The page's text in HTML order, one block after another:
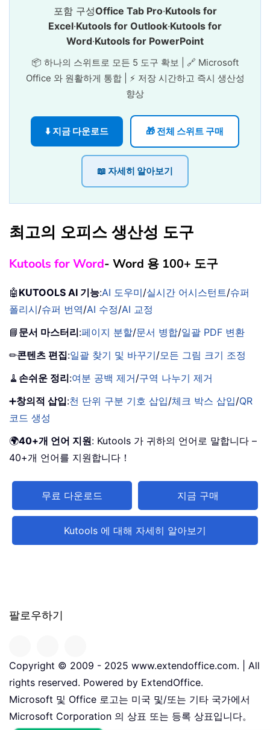
포함 구성Office Tab Pro·Kutools for
Excel·Kutools for Outlook·Kutools for
Word·Kutools for PowerPoint
📦 하나의 스위트로 모든 5 도구 확보 | 🔗 Microsoft
Office 와 원활하게 통합 | ⚡ 저장 시간하고 즉시 생산성
향상
⬇️ 지금 다운로드 🎁 전체 스위트 구매
📖 자세히 알아보기
최고의 오피스 생산성 도구
Kutools for Word- Word 용 100+ 도구
🤖 KUTOOLS AI 기능:AI 도우미/실시간 어시스턴트/슈퍼
폴리시/슈퍼 번역/AI 수정/AI 교정
📘 문서 마스터리:페이지 분할/문서 병합/일괄 PDF 변환
✏콘텐츠 편집:일괄 찾기 및 바꾸기/모든 그림 크기 조정
🧹 손쉬운 정리:여분 공백 제거/구역 나누기 제거
➕창의적 삽입:천 단위 구분 기호 삽입/체크 박스 삽입/QR
코드 생성
🌍40+개 언어 지원: Kutools 가 귀하의 언어로 말합니다 –
40+개 언어를 지원합니다！
무료 다운로드 지금 구매
Kutools 에 대해 자세히 알아보기
팔로우하기
Copyright © 2009 - 2025 www.extendoffice.com. | All
rights reserved. Powered by ExtendOffice.
Microsoft 및 Office 로고는 미국 및/또는 기타 국가에서
Microsoft Corporation 의 상표 또는 등록 상표입니다。